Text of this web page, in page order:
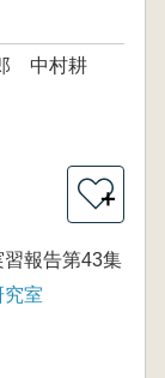
中村耕
＋
報告第43集
究室